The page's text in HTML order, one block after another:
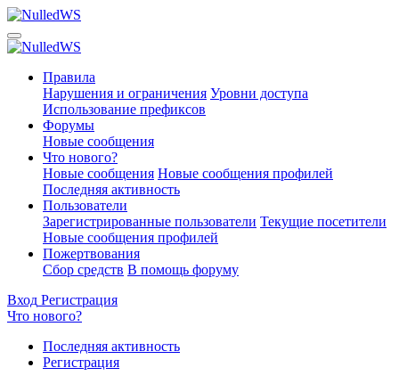
Правила
Нарушения и ограничения Уровни доступа
Использование префиксов
Форумы
Новые сообщения
Что нового?
Новые сообщения Новые сообщения профилей
Последняя активность
Пользователи
Зарегистрированные пользователи Текущие посетители
Новые сообщения профилей
Пожертвования
Сбор средств В помощь форуму
Вход Регистрация
Что нового?
Последняя активность
Регистрация